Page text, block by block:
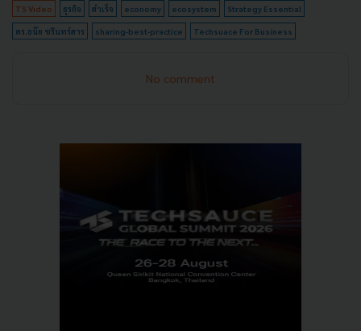
TS Video ธุรกิจ สำเร็จ economy ecosystem Strategy Essential
ดร.ธนัย ชรินทร์สาร sharing-best-practice Techsuace For Business
No comment